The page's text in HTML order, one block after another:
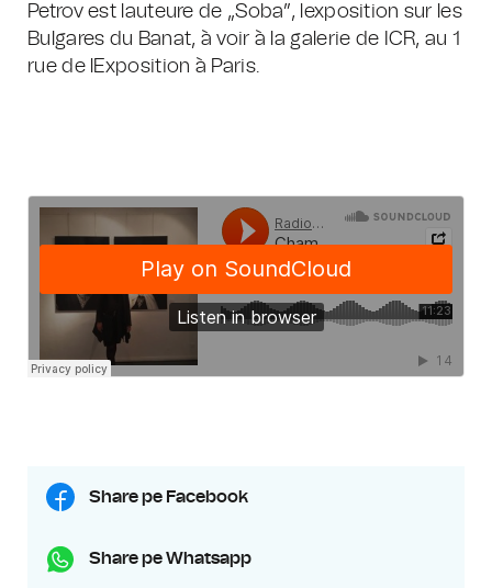
Petrov est lauteure de „Soba”, lexposition sur les
Bulgares du Banat, à voir à la galerie de ICR, au 1
rue de lExposition à Paris.
Share pe Facebook
Share pe Whatsapp